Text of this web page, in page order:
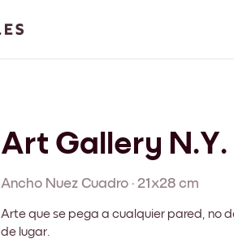
Art Gallery N.Y.
Ancho Nuez Cuadro · 21x28 cm
Arte que se pega a cualquier pared, no
de lugar.